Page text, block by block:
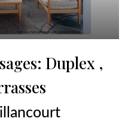
Duplex ,